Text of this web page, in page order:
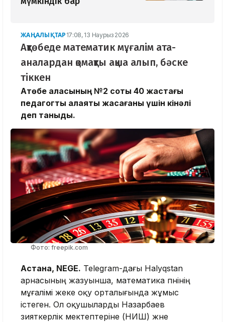
ЖАҢАЛЫҚТАР 17:08, 13 Наурыз 2026
Ақтөбеде математик мұғалім ата-
аналардан қомақты ақша алып, бәске
тіккен
Ақтөбе қаласының №2 соты 40 жастағы
педагогты алаяқтық жасағаны үшін кінәлі
деп таныды.
Фото: freepik.com
Астана, NEGE. Telegram-дағы Halyqstan
арнасының жазуынша, математика пәнінің
мұғалімі жеке оқу орталығында жұмыс
істеген. Ол оқушыларды Назарбаев
зияткерлік мектептеріне (НИШ) және